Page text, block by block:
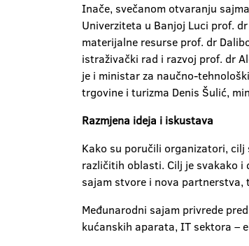
Inače, svečanom otvaranju
Univerziteta u Banjoj Luci prof.
materijalne resurse prof. dr
istraživački rad i razvoj prof. dr
je i ministar za naučno-
trgovine i turizma Denis Šulić,
Razmjena ideja i iskustava
Kako su poručili organizatori,
različitih oblasti. Cilj je svakako i
sajam stvore i nova
Međunarodni sajam privrede
kućanskih aparata, IT sektora –